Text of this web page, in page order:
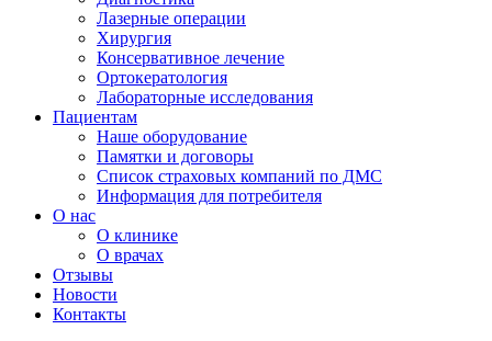
Лазерные операции
Хирургия
Консервативное лечение
Ортокератология
Лабораторные исследования
Пациентам
Наше оборудование
Памятки и договоры
Список страховых компаний по ДМС
Информация для потребителя
О нас
О клинике
О врачах
Отзывы
Новости
Контакты